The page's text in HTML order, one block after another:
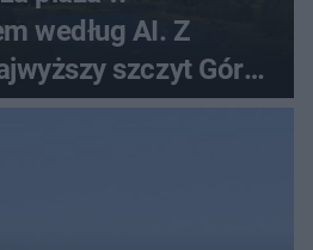
według AI. Z
szczyt Gór